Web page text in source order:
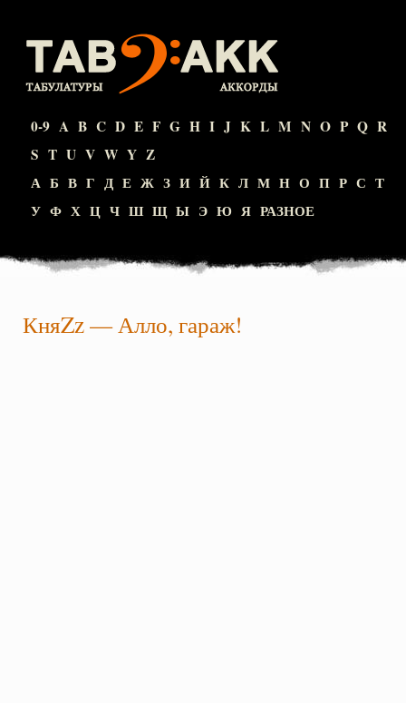
0-9 A B C D E F G H I J K L M N O P Q R
S T U V W Y Z
А Б В Г Д Е Ж З И Й К Л М Н О П Р С Т
У Ф Х Ц Ч Ш Щ Ы Э Ю Я РАЗНОЕ
КняZz—Алло, гараж!